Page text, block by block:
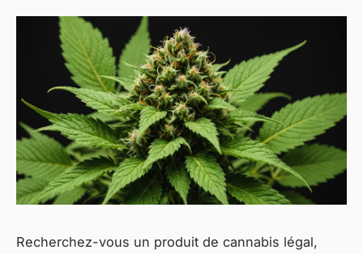
Recherchez-vous un produit de cannabis légal,